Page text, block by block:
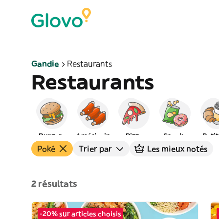
Gandie Restaurants
Restaurants
Burgers Américain Pizza Snacks
Poké Trier par Les mieux notés
2 résultats
-20% sur articles choisis